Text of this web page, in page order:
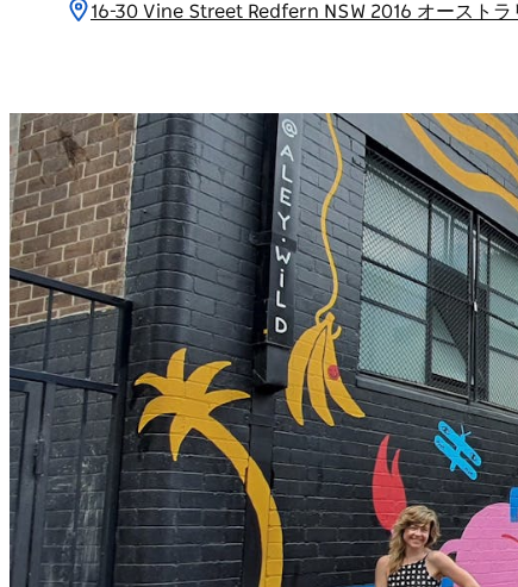
16-30 Vine Street Redfern NSW 2016 オーストラ